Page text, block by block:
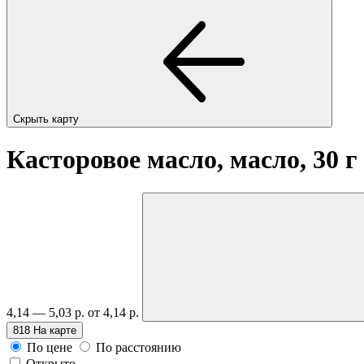
Скрыть карту
Касторовое масло, масло, 30 г
4,14 — 5,03 р. от 4,14 р.
818 На карте
По цене
По расстоянию